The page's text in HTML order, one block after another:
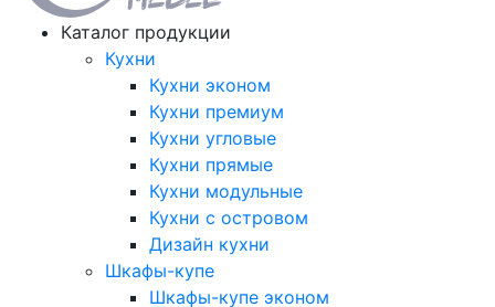
Каталог продукции
Кухни
Кухни эконом
Кухни премиум
Кухни угловые
Кухни прямые
Кухни модульные
Кухни с островом
Дизайн кухни
Шкафы-купе
Шкафы-купе эконом